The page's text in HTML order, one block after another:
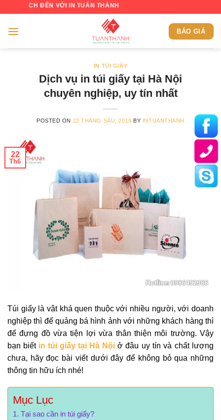
content
ĐẾN VỚI IN TUẤN THÀNH
BÁO GIÁ
IN TÚI GIẤY
Dịch vụ in túi giấy tại Hà Nội
chuyên nghiệp, uy tín nhất
POSTED ON 22 THÁNG SÁU, 2019 BY INTUANTHANH
22
Th6
Túi giấy là vật khá quen thuộc với nhiều người, với doanh
nghiệp thì để quảng bá hình ảnh với những khách hàng thì
để đựng đồ vừa tiện lợi vừa thân thiện môi trường. Vậy
bạn biết in túi giấy tại Hà Nội ở đâu uy tín và chất lượng
chưa, hãy đọc bài viết dưới đây để không bỏ qua những
thông tin hữu ích nhé!
Mục Lục
Tại sao cần in túi giấy?